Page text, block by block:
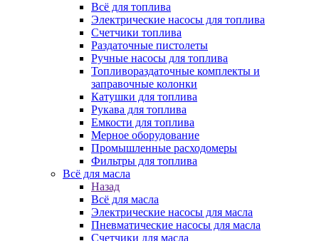
Всё для топлива
Электрические насосы для топлива
Счетчики топлива
Раздаточные пистолеты
Ручные насосы для топлива
Топливораздаточные комплекты и
заправочные колонки
Катушки для топлива
Рукава для топлива
Емкости для топлива
Мерное оборудование
Промышленные расходомеры
Фильтры для топлива
Всё для масла
Назад
Всё для масла
Электрические насосы для масла
Пневматические насосы для масла
Счетчики для масла